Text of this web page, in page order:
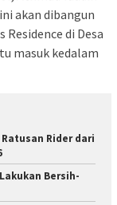
akan dibangun
di Desa
masuk kedalam
Rider dari
Bersih-